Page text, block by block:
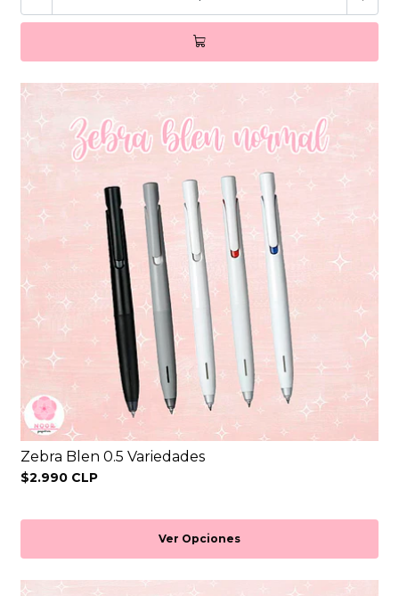
Zebra Blen 0.5 Variedades
$2.990 CLP
Ver Opciones